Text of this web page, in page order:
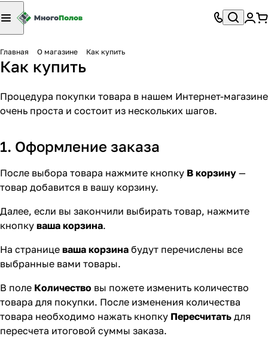
Главная О магазине Как купить
Как купить
Процедура покупки товара в нашем Интернет-магазине
очень проста и состоит из нескольких шагов.
1. Оформление заказа
После выбора товара нажмите кнопку В корзину —
товар добавится в вашу корзину.
Далее, если вы закончили выбирать товар, нажмите
кнопку ваша корзина.
На странице ваша корзина будут перечислены все
выбранные вами товары.
В поле Количество вы пожете изменить количество
товара для покупки. После изменения количества
товара необходимо нажать кнопку Пересчитать для
пересчета итоговой суммы заказа.